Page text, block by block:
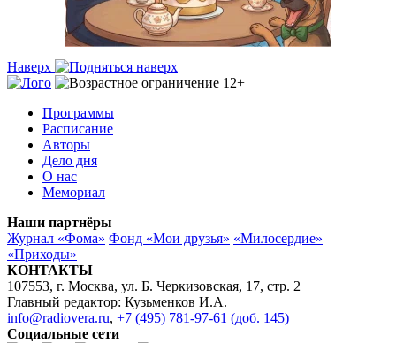
Наверх
Программы
Расписание
Авторы
Дело дня
О нас
Мемориал
Наши партнёры
Журнал «Фома» Фонд «Мои друзья» «Милосердие»
«Приходы»
КОНТАКТЫ
107553, г. Москва, ул. Б. Черкизовская, 17, стр. 2
Главный редактор: Кузьменков И.А.
info@radiovera.ru, +7 (495) 781-97-61 (доб. 145)
Социальные сети